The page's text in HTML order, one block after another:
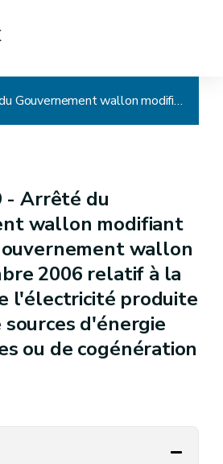
Arrêté du Gouvernement wallon modifiant l'arrêté du Gouvernement wallon du 30 novembre 2006 relatif à la promotion de l'électricité produite au moyen de sources d'énergie renouvelables ou de cogénération
-Arrêté du
wallon modifiant
wallon
2006 relatif à la
l'électricité produite
sources d'énergie
ou de cogénération